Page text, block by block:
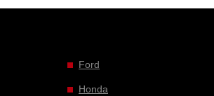
Ford
Honda